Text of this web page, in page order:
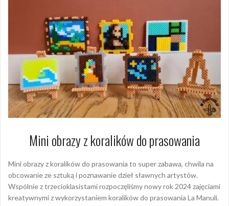
Mini obrazy z koralików do prasowania
Mini obrazy z koralików do prasowania to super zabawa, chwila na
obcowanie ze sztuką i poznawanie dzieł sławnych artystów.
Wspólnie z trzecioklasistami rozpoczęliśmy nowy rok 2024 zajęciami
kreatywnymi z wykorzystaniem koralików do prasowania La Manuli.